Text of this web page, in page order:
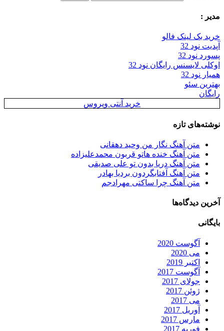
مدیر :
خرید بک لینک فالو
آپدیت نود 32
پسورد نود 32
اوکلی لایسنس رایگان نود 32
همیار نود 32
بهترین سئو
رایگان
خرید آنتی ویروس
نوشته‌های تازه
متن آهنگ نگار من وحید دهقانی
متن آهنگ خنده هاتو قربون محمدعلیزاده
متن آهنگ دریا بدون تو علی صدیقی
متن آهنگ آفتابگردون بردیا بهادر
متن آهنگ چرا ساکتی مهرادجم
آخرین دیدگاه‌ها
بایگانی
آگوست 2020
می 2020
اکتبر 2019
آگوست 2017
جولای 2017
ژوئن 2017
می 2017
آوریل 2017
مارس 2017
فوریه 2017